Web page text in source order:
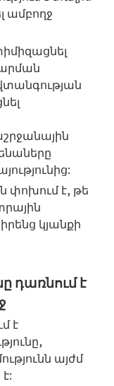
ամբողջ
փոխում է, թե
կյանքի
դառնում է
է
այժմ